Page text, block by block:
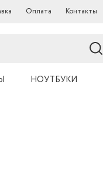
Оплата Контакты
НОУТБУКИ